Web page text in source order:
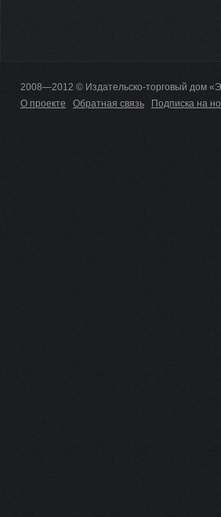
2008—2012 © Издательско-торговый дом
О проекте
Обратная связь Подписка на